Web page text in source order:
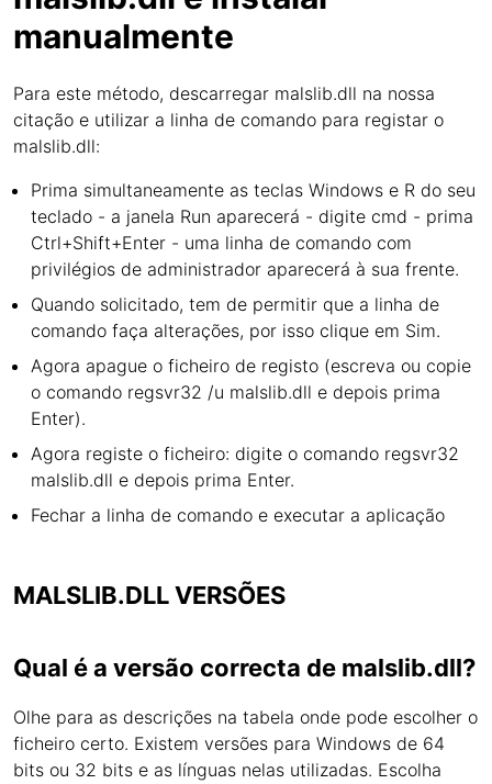
manualmente
Para este método, descarregar malslib.dll na nossa
citação e utilizar a linha de comando para registar o
malslib.dll:
Prima simultaneamente as teclas Windows e R do seu
teclado - a janela Run aparecerá - digite cmd - prima
Ctrl+Shift+Enter - uma linha de comando com
privilégios de administrador aparecerá à sua frente.
Quando solicitado, tem de permitir que a linha de
comando faça alterações, por isso clique em Sim.
Agora apague o ficheiro de registo (escreva ou copie
o comando regsvr32 /u malslib.dll e depois prima
Enter).
Agora registe o ficheiro: digite o comando regsvr32
malslib.dll e depois prima Enter.
Fechar a linha de comando e executar a aplicação
MALSLIB.DLL VERSÕES
Qual é a versão correcta de malslib.dll?
Olhe para as descrições na tabela onde pode escolher o
ficheiro certo. Existem versões para Windows de 64
bits ou 32 bits e as línguas nelas utilizadas. Escolha